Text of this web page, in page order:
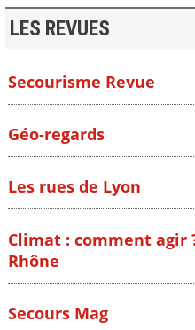
LES REVUES
Secourisme Revue
Géo-regards
Les rues de Lyon
Climat : comment agir
Rhône
Secours Mag